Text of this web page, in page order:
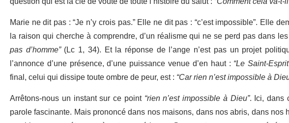
Marie ne dit pas : “Je n’y crois pas.” Elle ne dit pas : “c’est impossible”. Elle
la raison qui cherche à comprendre, d’un réalisme qui ne se perd pas dans
pas d’homme”(Lc 1, 34). Et la réponse de l’ange n’est pas un projet
l’annonce d’une présence, d’une puissance venue d’en haut : “Le Saint-
final, celui qui dissipe toute ombre de peur, est :“Car rien n’est impossible à
Arrêtons-nous un instant sur ce point“rien n’est impossible à Dieu”. Ici, dans
parole fascinante. Mais prononcé dans nos maisons, dans nos abris, dans